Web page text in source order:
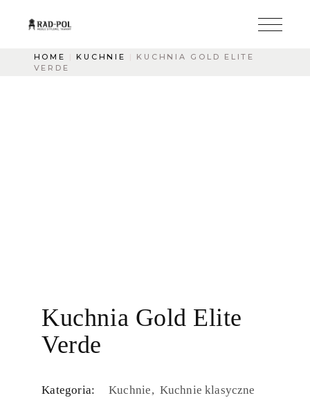
HOME KUCHNIE
KUCHNIA GOLD ELITE
VERDE
Kuchnia Gold Elite
Verde
Kategoria: Kuchnie Kuchnie klasyczne